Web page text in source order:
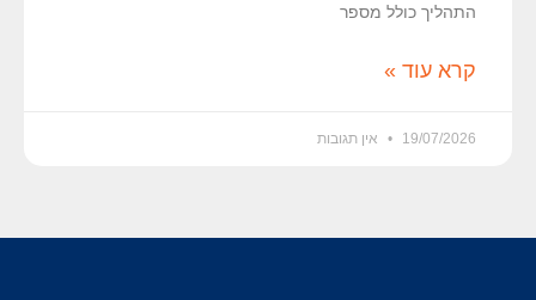
התהליך כולל מספר
קרא עוד »
19/07/2026 אין תגובות